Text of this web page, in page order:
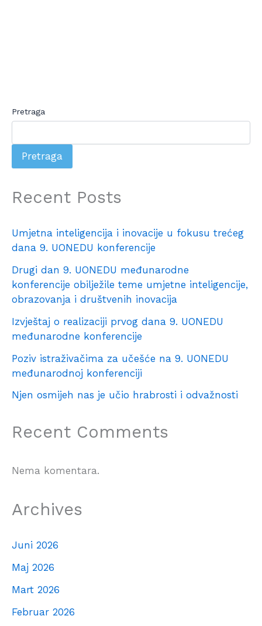
Pretraga
Pretraga
Recent Posts
Umjetna inteligencija i inovacije u fokusu trećeg
dana 9. UONEDU konferencije
Drugi dan 9. UONEDU međunarodne
konferencije obilježile teme umjetne inteligencije,
obrazovanja i društvenih inovacija
Izvještaj o realizaciji prvog dana 9. UONEDU
međunarodne konferencije
Poziv istraživačima za učešće na 9. UONEDU
međunarodnoj konferenciji
Njen osmijeh nas je učio hrabrosti i odvažnosti
Recent Comments
Nema komentara.
Archives
Juni 2026
Maj 2026
Mart 2026
Februar 2026